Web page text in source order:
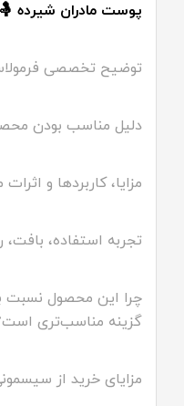
پوست مادران شیرده
توضیح تخصصی
دلیل مناسب بودن
مزایا، کاربردها و
تجربه استفاده، بافت،
چرا این محصول نسبت
گزینه مناسب‌تری
مزایای خرید از